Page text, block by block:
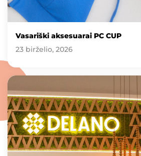
Vasariški aksesuarai PC CUP
23 birželio, 2026